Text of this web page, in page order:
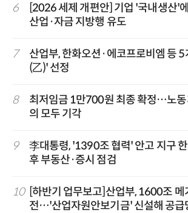
6
[2026 세제 개편안] 기업 '국내생산'
산업·자금 지방행 유도
7
산업부, 한화오션·에코프로비엠 등
(乙)' 선정
8
최저임금 1만700원 최종 확정…노동
의 모두 기각
9
李대통령, '1390조 협력' 안고 지구
후 부동산·증시 점검
10 [하반기 업무보고]산업부, 1600조 메
전…'산업자원안보기금' 신설해 공급